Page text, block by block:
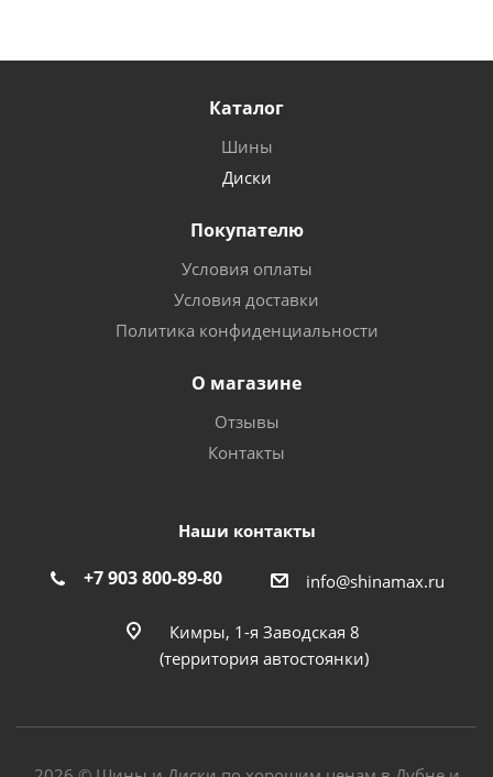
Каталог
Шины
Диски
Покупателю
Условия оплаты
Условия доставки
Политика конфиденциальности
О магазине
Отзывы
Контакты
Наши контакты
+7 903 800-89-80 info@shinamax.ru
Кимры, 1-я Заводская 8
(территория автостоянки)